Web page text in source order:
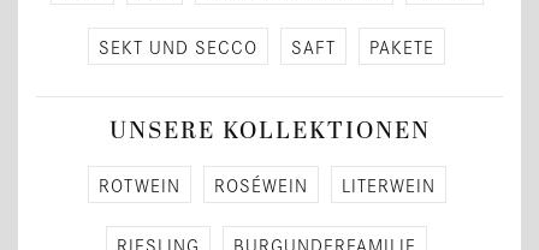
SEKT UND SECCO SAFT PA­KE­TE
UN­SE­RE KOL­LEK­TIO­NEN
ROT­WEIN ROSÉWEIN LI­TER­WEIN
RIES­LING BUR­GUN­DER­FA­MI­LIE